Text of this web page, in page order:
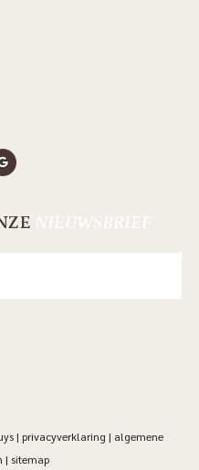
NIEUWSBRIEF
| privacyverklaring | algemene
| sitemap